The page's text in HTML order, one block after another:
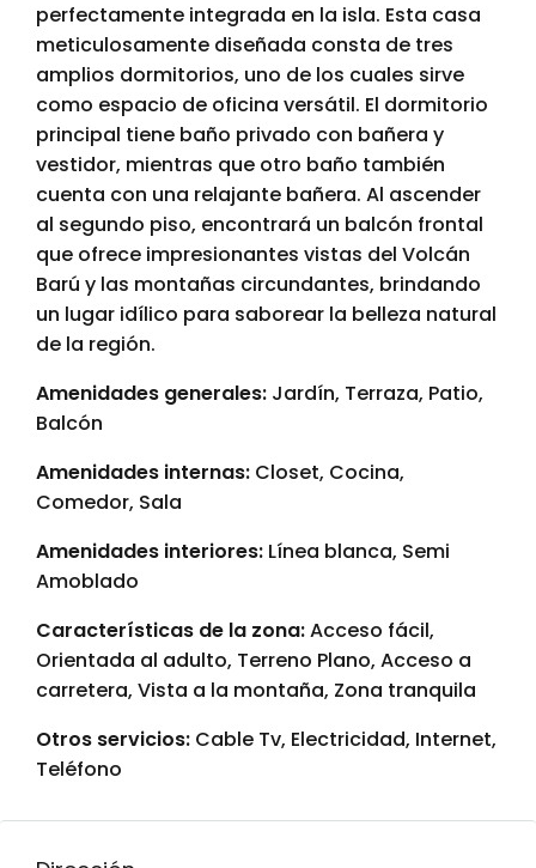
perfectamente integrada en la isla. Esta casa
meticulosamente diseñada consta de tres
amplios dormitorios, uno de los cuales sirve
como espacio de oficina versátil. El dormitorio
principal tiene baño privado con bañera y
vestidor, mientras que otro baño también
cuenta con una relajante bañera. Al ascender
al segundo piso, encontrará un balcón frontal
que ofrece impresionantes vistas del Volcán
Barú y las montañas circundantes, brindando
un lugar idílico para saborear la belleza natural
de la región.
Amenidades generales: Jardín, Terraza, Patio,
Balcón
Amenidades internas: Closet, Cocina,
Comedor, Sala
Amenidades interiores: Línea blanca, Semi
Amoblado
Características de la zona:Acceso fácil,
Orientada al adulto, Terreno Plano, Acceso a
carretera, Vista a la montaña, Zona tranquila
Otros servicios: Cable Tv, Electricidad, Internet,
Teléfono